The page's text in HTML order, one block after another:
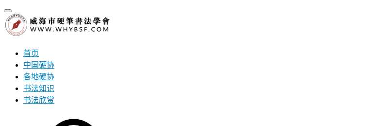
首页
中国硬协
各地硬协
书法知识
书法欣赏